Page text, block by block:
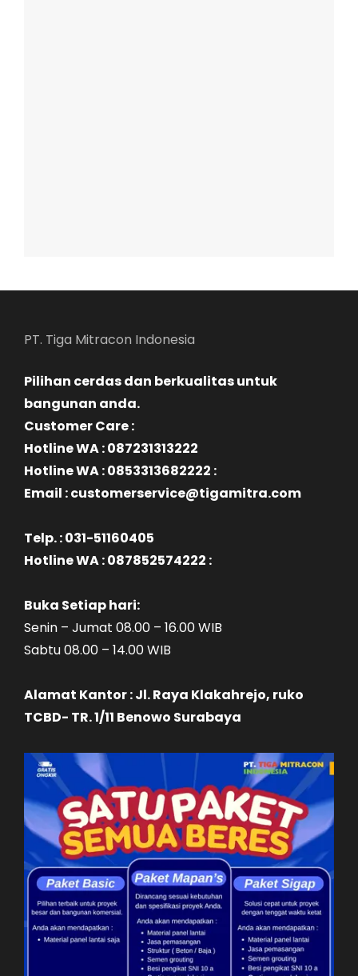
PT. Tiga Mitracon Indonesia
Pilihan cerdas dan berkualitas untuk
bangunan anda.
Customer Care :
Hotline WA : 087231313222
Hotline WA : 0853313682222 :
Email : customerservice@tigamitra.com
Telp. : 031-51160405
Hotline WA : 087852574222 :
Buka Setiap hari:
Senin – Jumat 08.00 – 16.00 WIB
Sabtu 08.00 – 14.00 WIB
Alamat Kantor : Jl. Raya Klakahrejo, ruko
TCBD- TR. 1/11 Benowo Surabaya